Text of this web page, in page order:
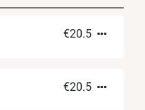
€20.5
€20.5